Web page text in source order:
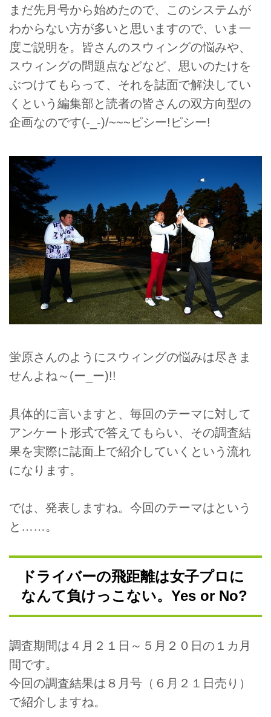
まだ先月号から始めたので、このシステムが
わからない方が多いと思いますので、いま一
度ご説明を。皆さんのスウィングの悩みや、
スウィングの問題点などなど、思いのたけを
ぶつけてもらって、それを誌面で解決してい
くという編集部と読者の皆さんの双方向型の
企画なのです(-_-)/~~~ピシー!ピシー!
蛍原さんのようにスウィングの悩みは尽きま
せんよね～(ー_ー)!!
具体的に言いますと、毎回のテーマに対して
アンケート形式で答えてもらい、その調査結
果を実際に誌面上で紹介していくという流れ
になります。
では、発表しますね。今回のテーマはという
と……。
ドライバーの飛距離は女子プロに
なんて負けっこない。Yes or No?
調査期間は４月２１日～５月２０日の１カ月
間です。
今回の調査結果は８月号（６月２１日売り）
で紹介しますね。